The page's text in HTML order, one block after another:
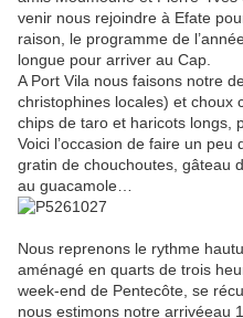
venir nous rejoindre à Efate
raison, le programme de
longue pour arriver au Cap.
A Port Vila nous faisons notre
christophines locales) et choux
chips de taro et haricots longs,
Voici l’occasion de faire un
gratin de chouchoutes, gâteau
au guacamole…
Nous reprenons le rythme
aménagé en quarts de trois
week-end de Pentecôte, se
nous estimons notre arrivéeau